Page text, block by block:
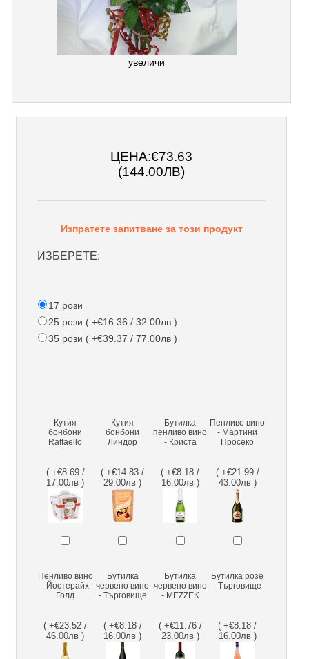
увеличи
ЦЕНА:€73.63
(144.00ЛВ)
Изпратете запитване за този продукт
ИЗБЕРЕТЕ:
17 рози
25 рози ( +€16.36 / 32.00лв )
35 рози ( +€39.37 / 77.00лв )
Кутия
бонбони
Raffaello
( +€8.69 /
17.00лв )
Кутия
бонбони
Линдор
( +€14.83 /
29.00лв )
Бутилка
пенливо вино
- Криста
( +€8.18 /
16.00лв )
Пенливо вино
- Мартини
Просеко
( +€21.99 /
43.00лв )
Пенливо вино
- Йостерайх
Голд
( +€23.52 /
46.00лв )
Бутилка
червено вино
- Търговище
( +€8.18 /
16.00лв )
Бутилка
червено вино
- MEZZEK
( +€11.76 /
23.00лв )
Бутилка розе
- Търговище
( +€8.18 /
16.00лв )